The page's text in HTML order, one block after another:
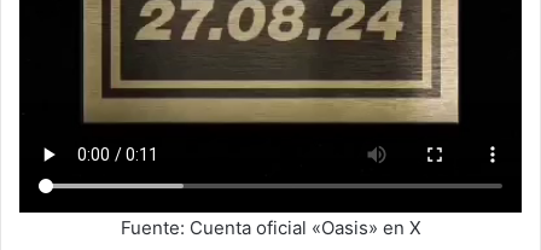
Fuente: Cuenta oficial «Oasis» en X